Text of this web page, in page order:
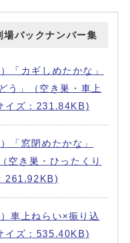
バックナンバー集
「カギしめたかな」
う」（空き巣・車上
イズ：231.84KB)
「窓閉めたかな」
空き巣・ひったくり
261.92KB)
車上ねらい×振り込
イズ：535.40KB)